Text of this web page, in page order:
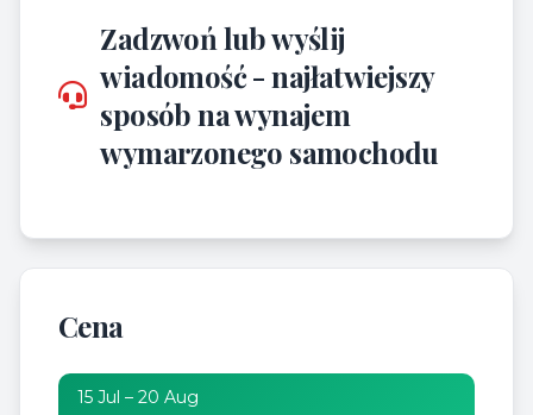
Zadzwoń lub wyślij
wiadomość - najłatwiejszy
sposób na wynajem
wymarzonego samochodu
Cena
15 Jul – 20 Aug